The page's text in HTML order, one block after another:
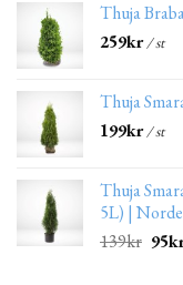
Thuja
259kr/ st
Thuja
199kr/ st
Thuja
5L) |
139kr 95